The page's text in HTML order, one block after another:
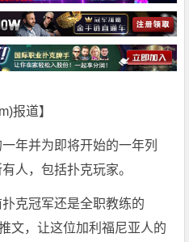
)报道】
年并为即将开始的一年列
人，包括扑克玩家。
克冠军还是全职教练的
文，让这位加利福尼亚人的